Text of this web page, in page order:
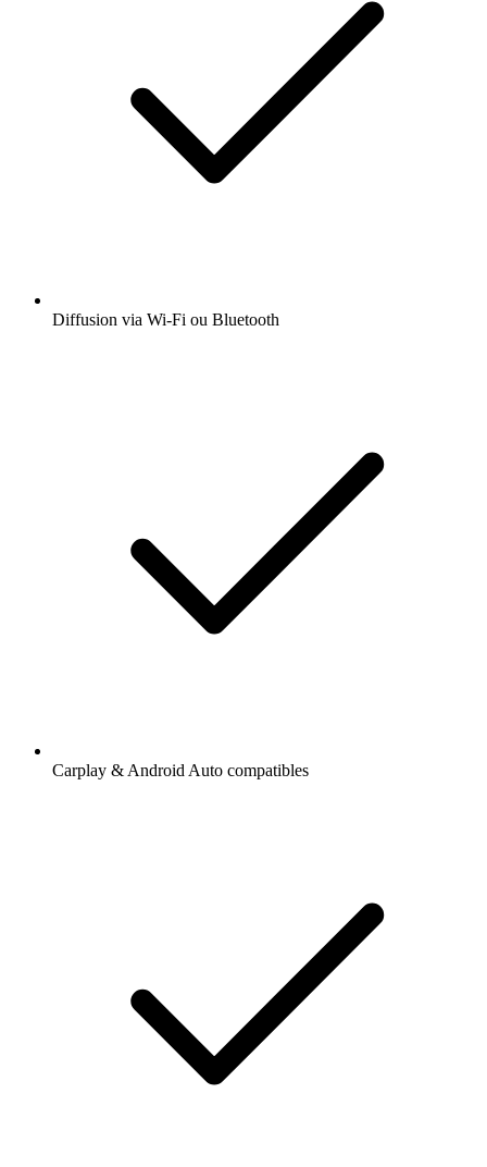
Diffusion via Wi-Fi ou Bluetooth
Carplay & Android Auto compatibles